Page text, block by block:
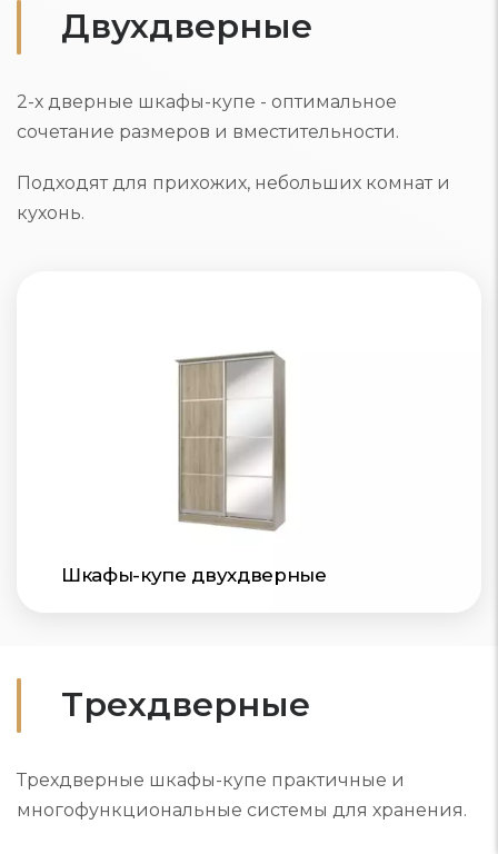
Двухдверные
2-х дверные шкафы-купе - оптимальное
сочетание размеров и вместительности.
Подходят для прихожих, небольших комнат и
кухонь.
Шкафы-купе двухдверные
Трехдверные
Трехдверные шкафы-купе практичные и
многофункциональные системы для хранения.